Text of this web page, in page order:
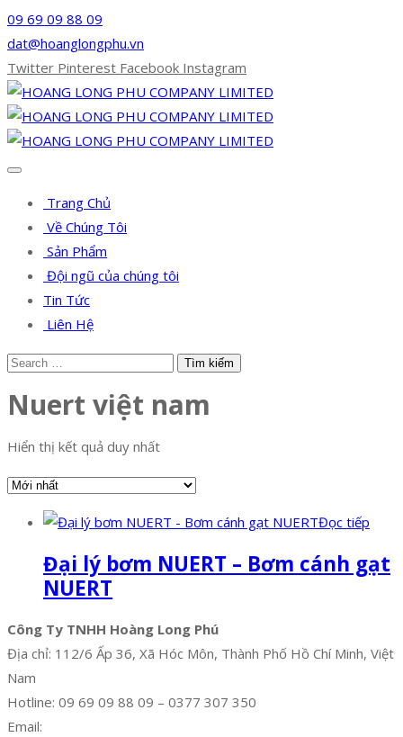
09 69 09 88 09
dat@hoanglongphu.vn
Twitter Pinterest Facebook Instagram
Trang Chủ
Về Chúng Tôi
Sản Phẩm
Đội ngũ của chúng tôi
Tin Tức
Liên Hệ
Nuert việt nam
Hiển thị kết quả duy nhất
Đọc tiếp
Đại lý bơm NUERT – Bơm cánh gạt
NUERT
Công Ty TNHH Hoàng Long Phú
Địa chỉ: 112/6 Ấp 36, Xã Hóc Môn, Thành Phố Hồ Chí Minh, Việt
Nam
Hotline: 09 69 09 88 09 – 0377 307 350
Email: